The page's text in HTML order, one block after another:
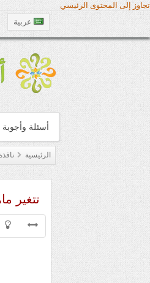
تجاوز إلى المحتوى الرئيسي
عربية
أسئلة وأجوبة
الرئيسية
تتغير